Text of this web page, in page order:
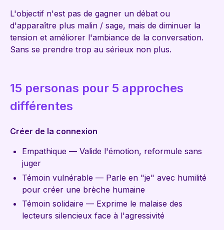
L'objectif n'est pas de gagner un débat ou
d'apparaître plus malin / sage, mais de diminuer la
tension et améliorer l'ambiance de la conversation.
Sans se prendre trop au sérieux non plus.
15 personas pour 5 approches
différentes
Créer de la connexion
Empathique — Valide l'émotion, reformule sans
juger
Témoin vulnérable — Parle en "je" avec humilité
pour créer une brèche humaine
Témoin solidaire — Exprime le malaise des
lecteurs silencieux face à l'agressivité